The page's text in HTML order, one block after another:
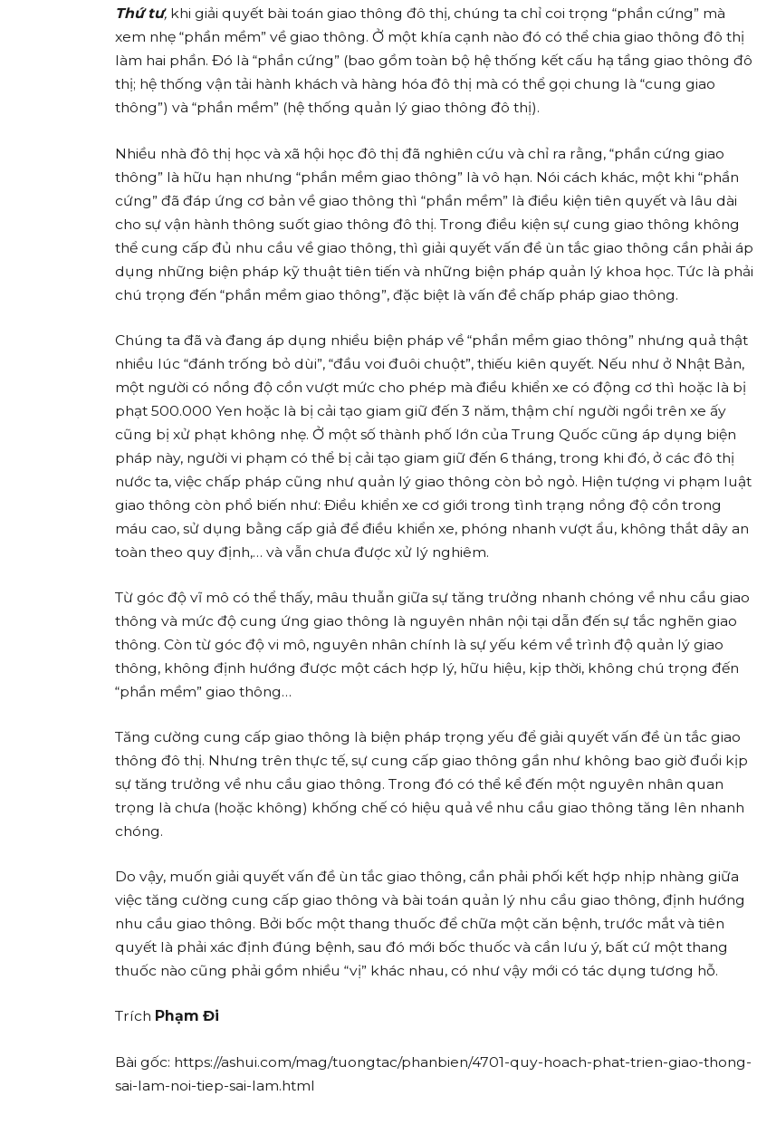
Thứ tư, khi giải quyết bài toán giao thông đô thị, chúng ta chỉ coi trọng “phần cứng” mà
xem nhẹ “phần mềm” về giao thông. Ở một khía cạnh nào đó có thể chia giao thông đô thị
làm hai phần. Đó là “phần cứng” (bao gồm toàn bộ hệ thống kết cấu hạ tầng giao thông đô
thị; hệ thống vận tải hành khách và hàng hóa đô thị mà có thể gọi chung là “cung giao
thông”) và “phần mềm” (hệ thống quản lý giao thông đô thị).
Nhiều nhà đô thị học và xã hội học đô thị đã nghiên cứu và chỉ ra rằng, “phần cứng giao
thông” là hữu hạn nhưng “phần mềm giao thông” là vô hạn. Nói cách khác, một khi “phần
cứng” đã đáp ứng cơ bản về giao thông thì “phần mềm” là điều kiện tiên quyết và lâu dài
cho sự vận hành thông suốt giao thông đô thị. Trong điều kiện sự cung giao thông không
thể cung cấp đủ nhu cầu về giao thông, thì giải quyết vấn đề ùn tắc giao thông cần phải áp
dụng những biện pháp kỹ thuật tiên tiến và những biện pháp quản lý khoa học. Tức là phải
chú trọng đến “phần mềm giao thông”, đặc biệt là vấn đề chấp pháp giao thông.
Chúng ta đã và đang áp dụng nhiều biện pháp về “phần mềm giao thông” nhưng quả thật
nhiều lúc “đánh trống bỏ dùi”, “đầu voi đuôi chuột”, thiếu kiên quyết. Nếu như ở Nhật Bản,
một người có nồng độ cồn vượt mức cho phép mà điều khiển xe có động cơ thì hoặc là bị
phạt 500.000 Yen hoặc là bị cải tạo giam giữ đến 3 năm, thậm chí người ngồi trên xe ấy
cũng bị xử phạt không nhẹ. Ở một số thành phố lớn của Trung Quốc cũng áp dụng biện
pháp này, người vi phạm có thể bị cải tạo giam giữ đến 6 tháng, trong khi đó, ở các đô thị
nước ta, việc chấp pháp cũng như quản lý giao thông còn bỏ ngỏ. Hiện tượng vi phạm luật
giao thông còn phổ biến như: Điều khiển xe cơ giới trong tình trạng nồng độ cồn trong
máu cao, sử dụng bằng cấp giả để điều khiển xe, phóng nhanh vượt ẩu, không thắt dây an
toàn theo quy định,… và vẫn chưa được xử lý nghiêm.
Từ góc độ vĩ mô có thể thấy, mâu thuẫn giữa sự tăng trưởng nhanh chóng về nhu cầu giao
thông và mức độ cung ứng giao thông là nguyên nhân nội tại dẫn đến sự tắc nghẽn giao
thông. Còn từ góc độ vi mô, nguyên nhân chính là sự yếu kém về trình độ quản lý giao
thông, không định hướng được một cách hợp lý, hữu hiệu, kịp thời, không chú trọng đến
“phần mềm” giao thông…
Tăng cường cung cấp giao thông là biện pháp trọng yếu để giải quyết vấn đề ùn tắc giao
thông đô thị. Nhưng trên thực tế, sự cung cấp giao thông gần như không bao giờ đuổi kịp
sự tăng trưởng về nhu cầu giao thông. Trong đó có thể kể đến một nguyên nhân quan
trọng là chưa (hoặc không) khống chế có hiệu quả về nhu cầu giao thông tăng lên nhanh
chóng.
Do vậy, muốn giải quyết vấn đề ùn tắc giao thông, cần phải phối kết hợp nhịp nhàng giữa
việc tăng cường cung cấp giao thông và bài toán quản lý nhu cầu giao thông, định hướng
nhu cầu giao thông. Bởi bốc một thang thuốc để chữa một căn bệnh, trước mắt và tiên
quyết là phải xác định đúng bệnh, sau đó mới bốc thuốc và cần lưu ý, bất cứ một thang
thuốc nào cũng phải gồm nhiều “vị” khác nhau, có như vậy mới có tác dụng tương hỗ.
Trích Phạm Đi
Bài gốc: https://ashui.com/mag/tuongtac/phanbien/4701-quy-hoach-phat-trien-giao-thong-
sai-lam-noi-tiep-sai-lam.html